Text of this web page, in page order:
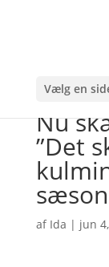
Vælg en
Nu
”Det
af Ida | jun